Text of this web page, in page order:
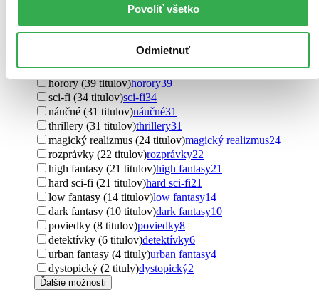
Povoliť všetko
Odmietnuť
Podžáner
komiksy (118 titulov)komiksy118
rodinné (66 titulov)rodinné66
horory (39 titulov)horory39
sci-fi (34 titulov)sci-fi34
náučné (31 titulov)náučné31
thrillery (31 titulov)thrillery31
magický realizmus (24 titulov)magický realizmus24
rozprávky (22 titulov)rozprávky22
high fantasy (21 titulov)high fantasy21
hard sci-fi (21 titulov)hard sci-fi21
low fantasy (14 titulov)low fantasy14
dark fantasy (10 titulov)dark fantasy10
poviedky (8 titulov)poviedky8
detektívky (6 titulov)detektívky6
urban fantasy (4 tituly)urban fantasy4
dystopický (2 tituly)dystopický2
Ďalšie možnosti